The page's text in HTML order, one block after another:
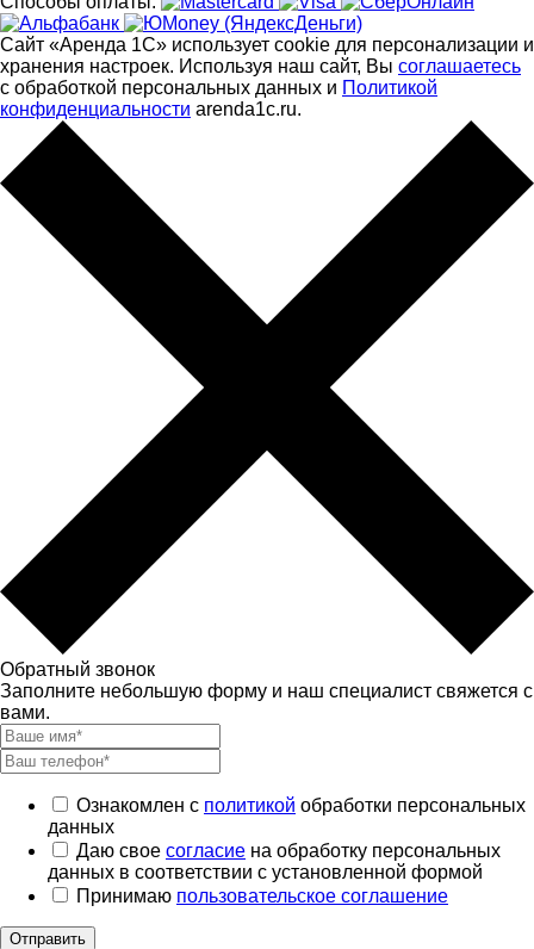
Сайт «Аренда 1С» использует cookie для персонализации и
хранения настроек. Используя наш сайт, Вы соглашаетесь
с обработкой персональных данных и Политикой
конфиденциальности arenda1c.ru.
Обратный звонок
Заполните небольшую форму и наш специалист свяжется с
вами.
Ознакомлен с политикой обработки персональных
данных
Даю свое согласие на обработку персональных
данных в соответствии с установленной формой
Принимаю пользовательское соглашение
Отправить